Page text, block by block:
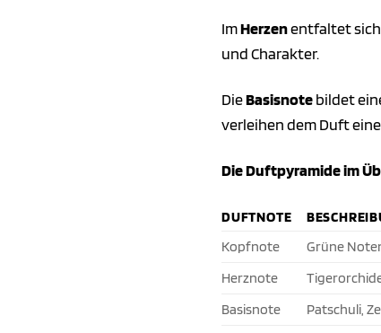
ImHerzenentfaltet sich
und Charakter.
DieBasisnotebildet
verleihen dem Duft
Die Duftpyramide im
DUFTNOTE
Kopfnote
Grüne
Herznote
Basisnote
Patschuli,